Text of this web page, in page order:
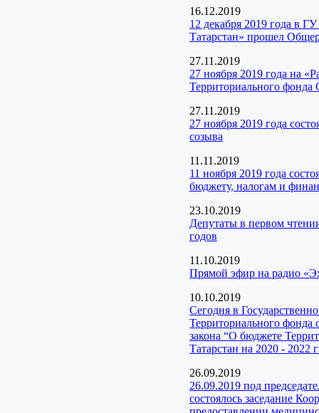
16.12.2019
12 декабря 2019 года в
Татарстан» прошел
27.11.2019
27 ноября 2019 года на
Территориального
27.11.2019
27 ноября 2019 года
созыва
11.11.2019
11 ноября 2019 года
бюджету, налогам и
23.10.2019
Депутаты в первом
годов
11.10.2019
Прямой эфир на радио
10.10.2019
Сегодня в
Территориального фонда
закона “О бюджете
Татарстан на 2020 - 2022
26.09.2019
26.09.2019 под
состоялось заседание